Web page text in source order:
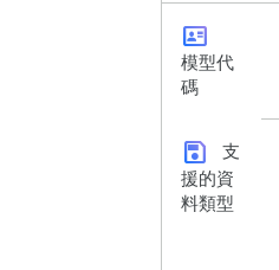
id_card
模型代
碼
save
支
援的資
料類型